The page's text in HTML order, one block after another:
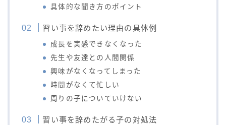
具体的な聞き方のポイント
習い事を辞めたい理由の具体例
成長を実感できなくなった
先生や友達との人間関係
興味がなくなってしまった
時間がなくて忙しい
周りの子についていけない
習い事を辞めたがる子の対処法